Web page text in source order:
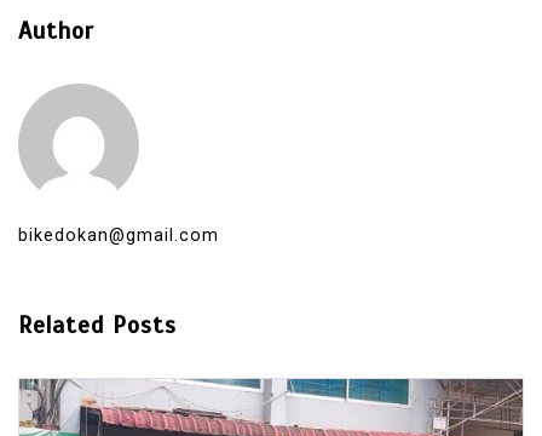
Author
bikedokan@gmail.com
Related Posts